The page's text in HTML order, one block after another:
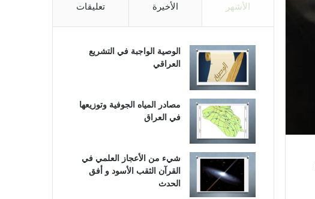
الأشهر الأخيرة تعليقات
الوصية الواجبة في التشريع
العراقي
مصادر المياه الجوفية وتوزيعها
في العراق
شيء من الأعجاز العلمي في
القرآن الثقب الأسود و أفق
الحدث